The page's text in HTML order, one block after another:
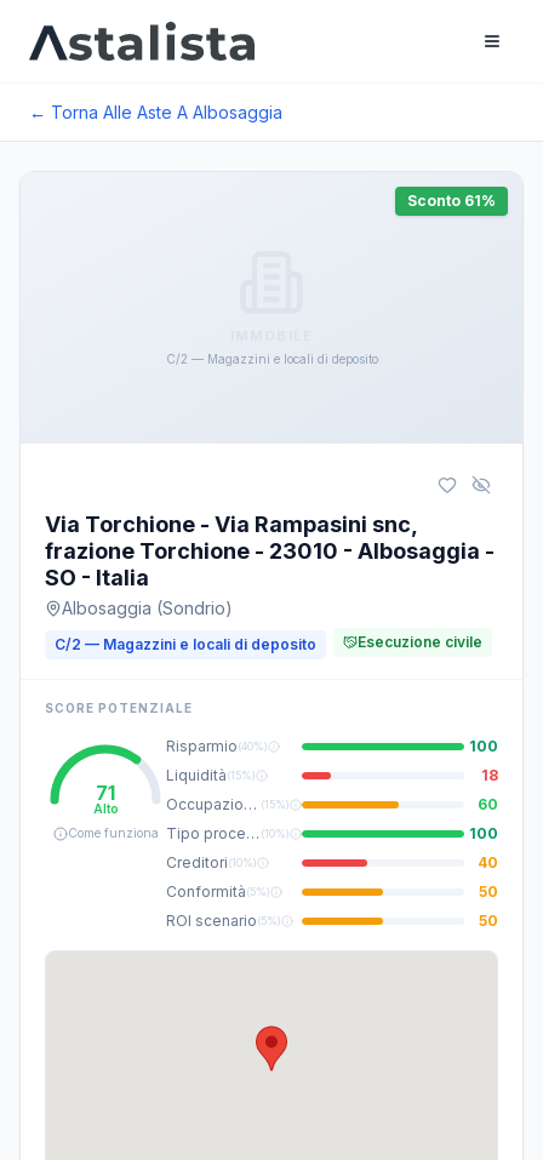
← Torna Alle Aste A Albosaggia
C/2 — Magazzini e locali di deposito
Sconto 61%
Via Torchione - Via Rampasini snc,
frazione Torchione - 23010 - Albosaggia -
SO - Italia
Albosaggia (Sondrio)
C/2 — Magazzini e locali di deposito Esecuzione civile
SCORE POTENZIALE
71
Alto
Come funziona
Risparmio(40%)
100
Liquidità(15%)
18
Occupazione (15%)
60
Tipo procedura (10%)
100
Creditori(10%)
40
Conformità(5%)
50
ROI scenario(5%) 50